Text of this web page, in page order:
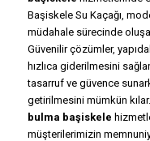
Başiskele Su Kaçağı,
müdahale sürecinde
Güvenilir çözümler,
hızlıca giderilmesini
tasarruf ve güvence
getirilmesini mümkün
bulma başiskele
müşterilerimizin